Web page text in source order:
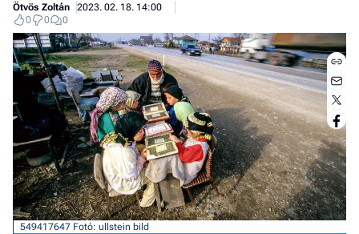
- heti
a
Ötvös Zoltán
2023. 02. 18. 14:00
0
0 0
549417647 Fotó: ullstein bild